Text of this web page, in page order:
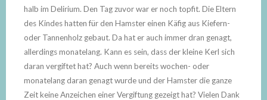
halb im Delirium. Den Tag zuvor war er noch topfit. Die Eltern
des Kindes hatten für den Hamster einen Käfig aus Kiefern-
oder Tannenholz gebaut. Da hat er auch immer dran genagt,
allerdings monatelang. Kann es sein, dass der kleine Kerl sich
daran vergiftet hat? Auch wenn bereits wochen- oder
monatelang daran genagt wurde und der Hamster die ganze
Zeit keine Anzeichen einer Vergiftung gezeigt hat? Vielen Dank